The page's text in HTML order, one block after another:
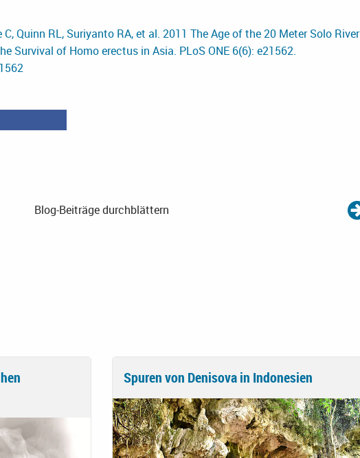
C, Quinn RL, Suriyanto RA, et al. 2011 The Age of the 20 Meter Solo River
Survival of Homo erectus in Asia. PLoS ONE 6(6): e21562.
Blog-Beiträge durchblättern
Spuren von Denisova in Indonesien